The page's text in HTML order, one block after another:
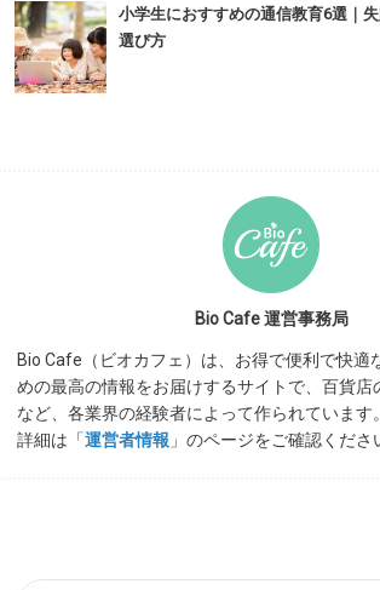
小学生におすすめの通信教育6選｜
選び方
Bio Cafe 運営事務局
Bio Cafe（ビオカフェ）は、お得で便利で快適
めの最高の情報をお届けするサイトで、百貨店
など、各業界の経験者によって作られています
詳細は「運営者情報 」のページをご確認くださ